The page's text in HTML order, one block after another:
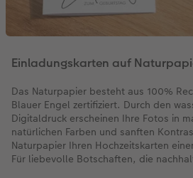
Einladungskarten auf
Das Naturpapier besteht aus 100%
Blauer Engel zertifiziert. Durch den
Digitaldruck erscheinen Ihre Fotos in
natürlichen Farben und sanften
Naturpapier Ihren Hochzeitskarten
Für liebevolle Botschaften, die